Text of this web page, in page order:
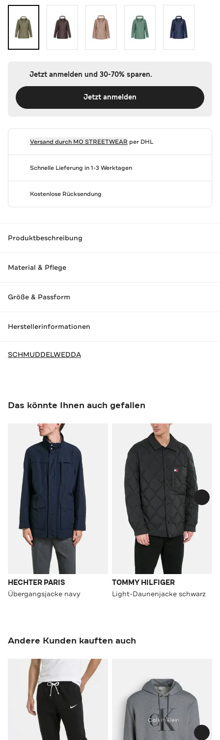
Jetzt anmelden und 30-70% sparen.
Jetzt anmelden
Versand durch MO STREETWEAR per DHL
Schnelle Lieferung in 1-3 Werktagen
Kostenlose Rücksendung
Produktbeschreibung
Material & Pflege
Größe & Passform
Herstellerinformationen
SCHMUDDELWEDDA
Das könnte Ihnen auch gefallen
HECHTER PARIS
Übergangsjacke navy
TOMMY HILFIGER
Light-Daunenjacke schwarz
Andere Kunden kauften auch